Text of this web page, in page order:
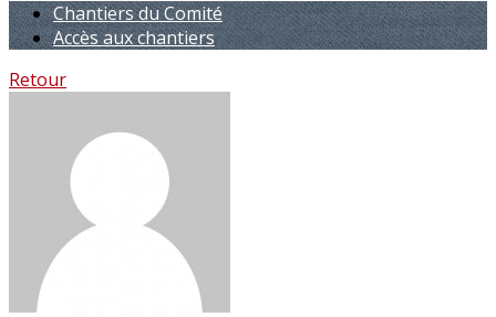
Chantiers du Comité
Accès aux chantiers
Retour